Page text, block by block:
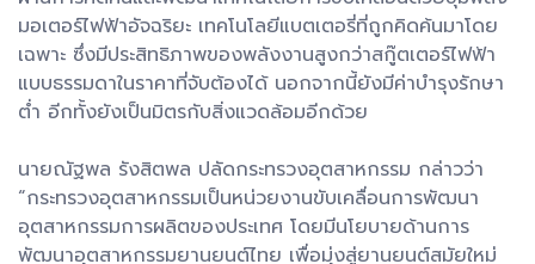
มอเตอร์ไฟฟ้าอัจฉริยะ เทคโนโลยีแบตเตอรี่ที่ถูกคิดค้นมาโดย
เฉพาะ ซึ่งมีประสิทธิภาพของพลังงานสูงกว่าสกู๊ตเตอร์ไฟฟ้า
แบบธรรมดาในราคาที่จับต้องได้ นอกจากนี้ยังมีค่าบำรุงรักษา
ต่ำ อีกทั้งยังเป็นมิตรกับสิ่งแวดล้อมอีกด้วย
นายณัฐพล รังสิตพล ปลัดกระทรวงอุตสาหกรรม กล่าวว่า
“กระทรวงอุตสาหกรรมเป็นหน่วยงานขับเคลื่อนการพัฒนา
อุตสาหกรรมการผลิตของประเทศ โดยมีนโยบายด้านการ
พัฒนาอุตสาหกรรมยานยนต์ไทย เพื่อมุ่งสู่ยานยนต์สมัยใหม่